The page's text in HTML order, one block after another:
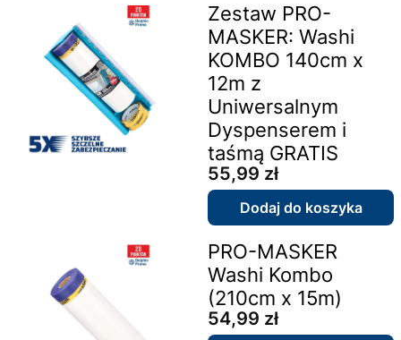
Zestaw PRO-
MASKER: Washi
KOMBO 140cm x
12m z
Uniwersalnym
Dyspenserem i
taśmą GRATIS
Cena
55,99 zł
Dodaj do koszyka
PRO-MASKER
Washi Kombo
(210cm x 15m)
Cena
54,99 zł